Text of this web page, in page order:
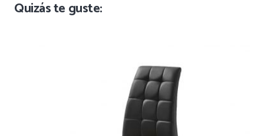
Quizás te guste: